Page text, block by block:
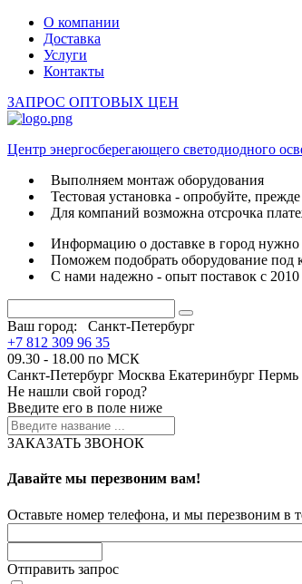
О компании
Доставка
Услуги
Контакты
ЗАПРОС ОПТОВЫХ ЦЕН
Центр энергосберегающего светодиодного
Выполняем монтаж оборудования
Тестовая установка - опробуйте,
Для компаний возможна отсрочка
Информацию о доставке в город нужно
Поможем подобрать оборудование под
С нами надежно - опыт поставок с 2010
Ваш город:
Санкт-Петербург
+7 812 309 96 35
09.30 - 18.00 по МСК
Санкт-Петербург Москва Екатеринбург Пермь
Не нашли свой город?
Введите его в поле ниже
ЗАКАЗАТЬ ЗВОНОК
Давайте мы перезвоним вам!
Оставьте номер телефона, и мы перезвоним в
Отправить запрос